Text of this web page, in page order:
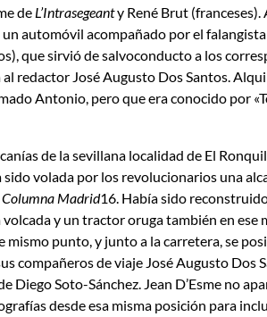
de L’Intrasegeanty René Brut
automóvil acompañado por el
que sirvió de salvoconducto a los
redactor José Augusto Dos Santos.
Antonio, pero que era conocido por
de la sevillana localidad de El
volada por los revolucionarios una
Columna Madrid16. Había sido
y un tractor oruga también en ese
mismo punto, y junto a la carretera, se
compañeros de viaje José Augusto Dos
Diego Soto-Sánchez. Jean D’Esme no
desde esa misma posición para